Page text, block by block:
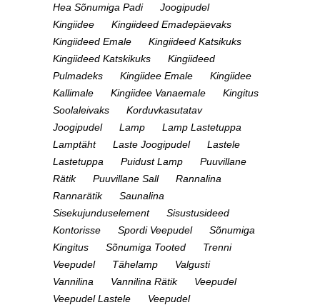
Hea Sõnumiga Padi
Joogipudel
Kingiidee
Kingiideed Emadepäevaks
Kingiideed Emale
Kingiideed Katsikuks
Kingiideed Katskikuks
Kingiideed
Pulmadeks
Kingiidee Emale
Kingiidee
Kallimale
Kingiidee Vanaemale
Kingitus
Soolaleivaks
Korduvkasutatav
Joogipudel
Lamp
Lamp Lastetuppa
Lamptäht
Laste Joogipudel
Lastele
Lastetuppa
Puidust Lamp
Puuvillane
Rätik
Puuvillane Sall
Rannalina
Rannarätik
Saunalina
Sisekujunduselement
Sisustusideed
Kontorisse
Spordi Veepudel
Sõnumiga
Kingitus
Sõnumiga Tooted
Trenni
Veepudel
Tähelamp
Valgusti
Vannilina
Vannilina Rätik
Veepudel
Veepudel Lastele
Veepudel